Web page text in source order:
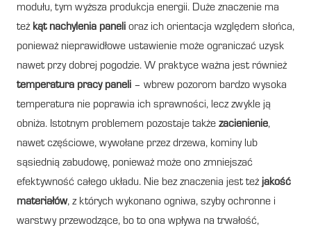
modułu, tym wyższa produkcja energii. Duże znaczenie ma
też kąt nachylenia paneli oraz ich orientacja względem słońca,
ponieważ nieprawidłowe ustawienie może ograniczać uzysk
nawet przy dobrej pogodzie. W praktyce ważna jest również
temperatura pracy paneli – wbrew pozorom bardzo wysoka
temperatura nie poprawia ich sprawności, lecz zwykle ją
obniża. Istotnym problemem pozostaje także zacienienie,
nawet częściowe, wywołane przez drzewa, kominy lub
sąsiednią zabudowę, ponieważ może ono zmniejszać
efektywność całego układu. Nie bez znaczenia jest też jakość
materiałów, z których wykonano ogniwa, szyby ochronne i
warstwy przewodzące, bo to ona wpływa na trwałość,